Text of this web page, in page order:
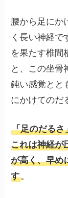
腰から足にか
く長い神経で
を果たす椎間
と、この坐骨
鈍い感覚とと
にかけてのだ
「足のだるさ
これは神経が
が高く、早め
す。